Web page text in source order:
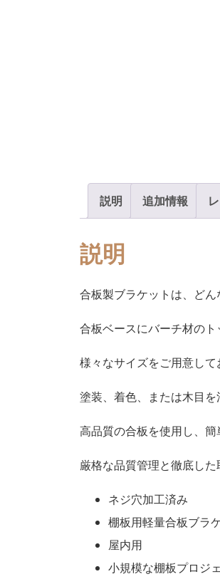
説明 追加情報
説明
合板製ブラケットは、ど
合板ベースにバーチ材のト
様々なサイズをご用意して
塗装、着色、または木目を
高品質の合板を使用し、簡
厳格な品質管理と徹底し
ネジ穴加工済み
棚板用軽量合板ブラ
屋内用
小規模な棚板プロジ